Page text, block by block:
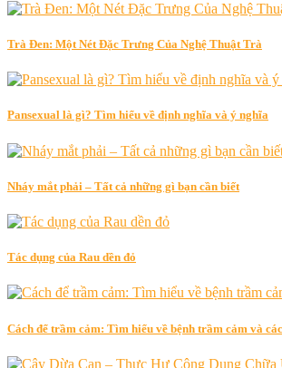
Trà Đen: Một Nét Đặc Trưng Của Nghệ Thuật Trà
Pansexual là gì? Tìm hiểu về định nghĩa và ý nghĩa
Nháy mắt phải – Tất cả những gì bạn cần biết
Tác dụng của Rau dền đỏ
Cách để trầm cảm: Tìm hiểu về bệnh trầm cảm và